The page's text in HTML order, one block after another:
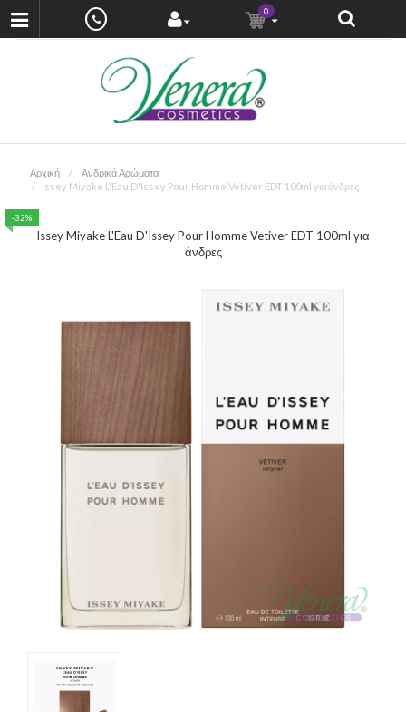
0
Αρχική
Ανδρικά Αρώματα
Issey Miyake L'Eau D'Issey Pour Homme Vetiver EDT 100ml για άνδρες
Issey Miyake L'Eau D'Issey Pour Homme Vetiver EDT 100ml για
άνδρες
-32%